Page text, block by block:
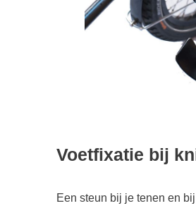
Voetfixatie bij
Een steun bij je tenen en